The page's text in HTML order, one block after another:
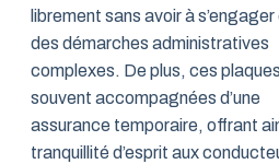
librement sans avoir à s’engager
des démarches administratives
complexes. De plus, ces
souvent accompagnées d’une
assurance temporaire, offrant
tranquillité d’esprit aux